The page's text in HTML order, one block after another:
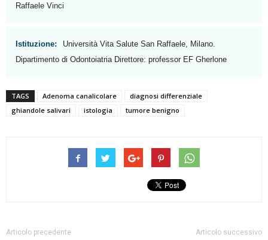
Raffaele Vinci
Istituzione:
Università Vita Salute San Raffaele, Milano.
Dipartimento di Odontoiatria Direttore: professor EF Gherlone
TAGS Adenoma canalicolare
diagnosi differenziale
ghiandole salivari
istologia tumore benigno
Articolo precedente Articolo successivo